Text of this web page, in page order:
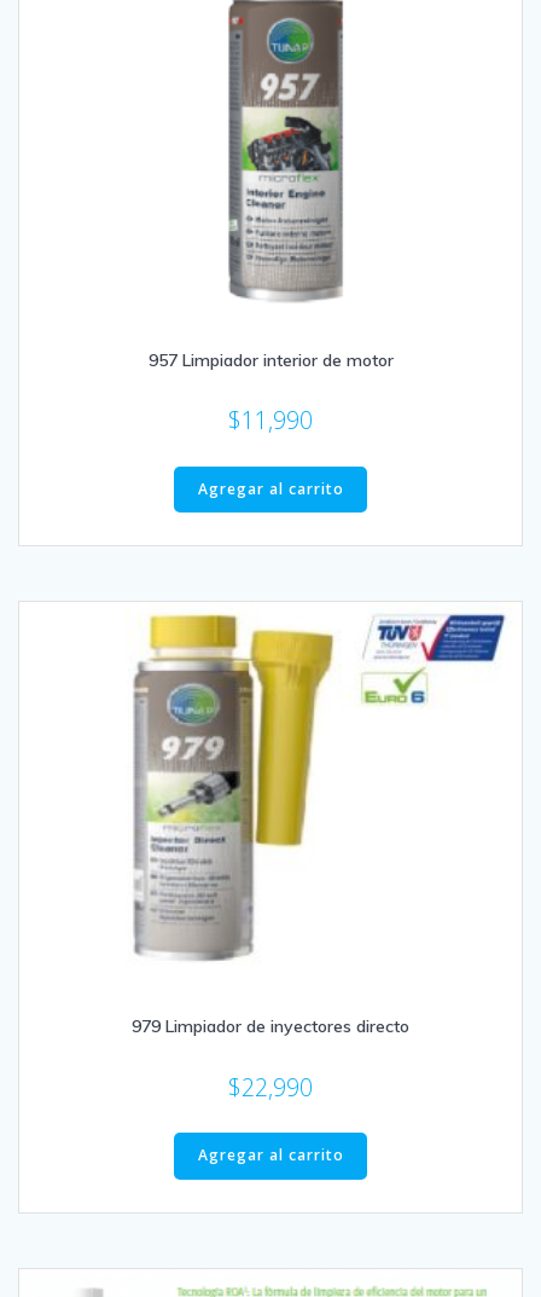
957 Limpiador interior de motor
$11,990
Agregar al carrito
979 Limpiador de inyectores directo
$22,990
Agregar al carrito